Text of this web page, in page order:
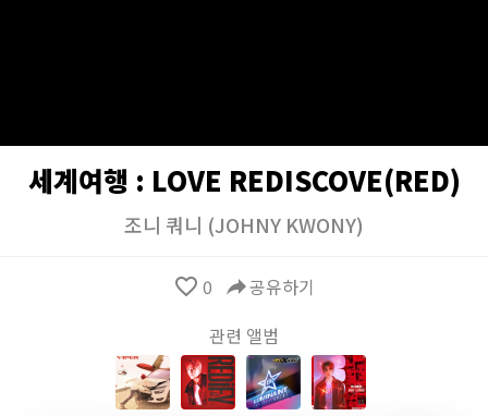
세계여행 : LOVE REDISCOVE(RED)
조니 쿼니 (JOHNY KWONY)
favorite_border 0 reply공유하기
관련 앨범